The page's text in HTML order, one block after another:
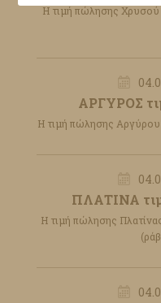
Η τιμή πώλησης Χρυσού
ΑΡΓΥΡΟΣ
Η τιμή πώλησης Αργύρου
ΠΛΑΤΙΝΑ
Η τιμή πώλησης